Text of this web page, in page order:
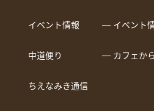
イベント情報 ― イベント
中道便り ― カフェか
ちえなみき通信